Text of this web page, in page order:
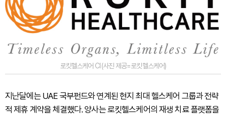
로킷헬스케어 CI (사진 제공=로킷헬스케어)
지난달에는 UAE 국부펀드와 연계된 현지 최대 헬스케어 그룹과 전략
적 제휴 계약을 체결했다. 양사는 로킷헬스케어의 재생 치료 플랫폼을